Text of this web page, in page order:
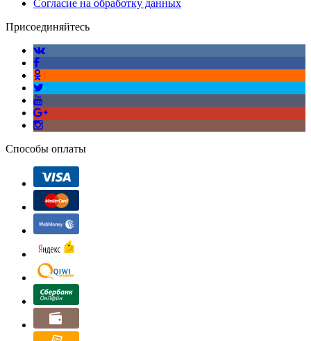
Согласие на обработку данных
Присоединяйтесь
Способы оплаты